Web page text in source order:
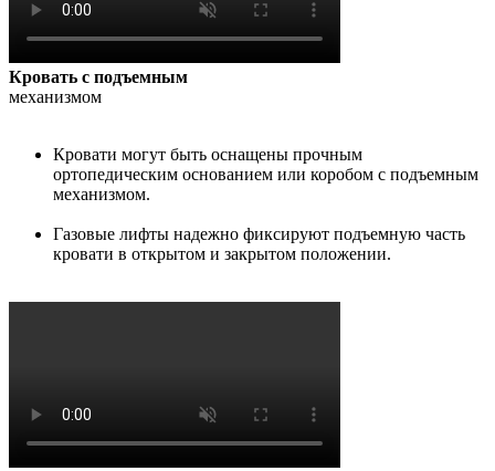
Кровать с подъемным
механизмом
Кровати могут быть оснащены прочным
ортопедическим основанием или коробом с подъемным
механизмом.
Газовые лифты надежно фиксируют подъемную часть
кровати в открытом и закрытом положении.